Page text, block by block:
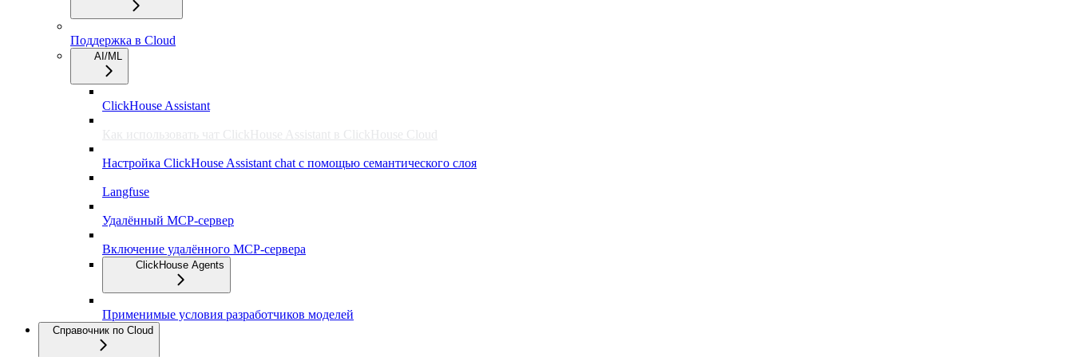
Поддержка в Cloud
AI/ML
ClickHouse Assistant
Как использовать чат ClickHouse Assistant в ClickHouse Cloud
Настройка ClickHouse Assistant chat с помощью семантического слоя
Langfuse
Удалённый MCP-сервер
Включение удалённого MCP-сервера
ClickHouse Agents
Применимые условия разработчиков моделей
Справочник по Cloud